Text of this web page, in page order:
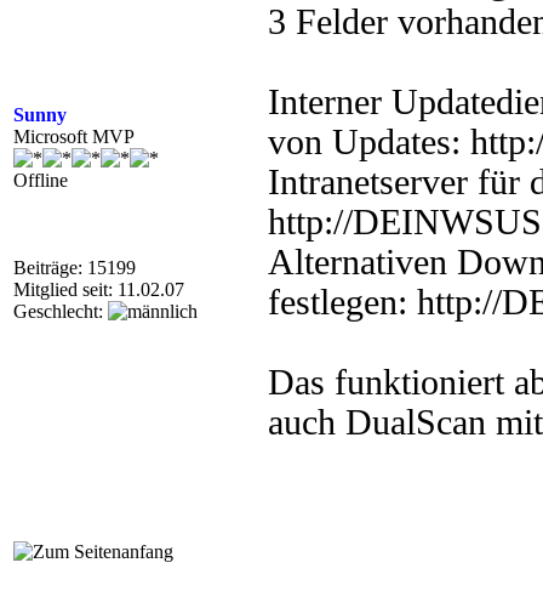
Sunny
Microsoft MVP
Offline
Beiträge: 15199
Mitglied seit: 11.02.07
Geschlecht:
3 Felder
Interner
von Updates:
Intranetserver für
http://DEINWSUS
Alternativen
festlegen: http://
Das funktioniert
auch DualScan